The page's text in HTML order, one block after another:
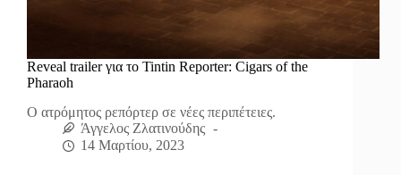
Reveal trailer για το Tintin Reporter: Cigars of the
Pharaoh
Ο ατρόμητος ρεπόρτερ σε νέες περιπέτειες.
Άγγελος Ζλατινούδης
14 Μαρτίου, 2023